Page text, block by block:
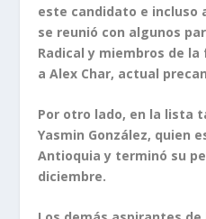
este candidato e incluso
se reunió con algunos
Radical y miembros de
a Alex Char, actual
Por otro lado, en la lista
Yasmin González, quien
Antioquia y terminó su
diciembre.